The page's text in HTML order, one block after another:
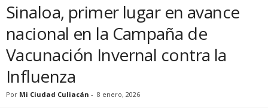
Sinaloa, primer lugar en avance
nacional en la Campaña de
Vacunación Invernal contra la
Influenza
Por Mi Ciudad Culiacán - 8 enero, 2026